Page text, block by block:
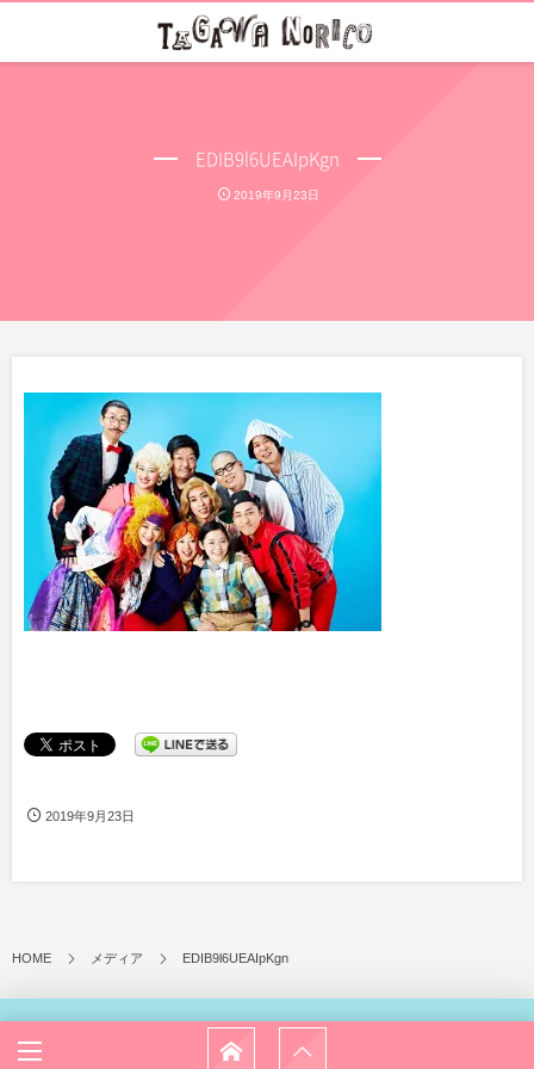
EDIB9l6UEAIpKgn
2019年9月23日
2019年9月23日
HOME メディア EDIB9l6UEAIpKgn
田川徳子／TAGAWANORICO OFFICIAL